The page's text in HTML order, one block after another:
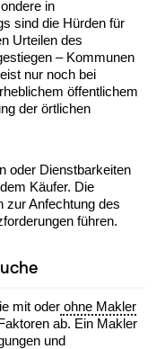
in
sind die Hürden für
Urteilen des
– Kommunen
nur noch bei
öffentlichem
der örtlichen
oder Dienstbarkeiten
Käufer. Die
zur Anfechtung des
führen.
mit oder ohne Makler
ab. Ein Makler
und